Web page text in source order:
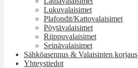
Lukuvalaisimet
Plafondit/Kattovalaisimet
Pöytävalaisimet
Riippuvalaisimet
Seinävalaisimet
Sähköasennus & Valaisinten korjaus
Yhteystiedot